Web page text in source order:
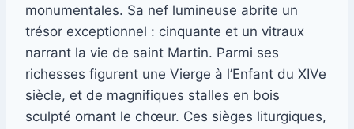
monumentales. Sa nef lumineuse abrite un
trésor exceptionnel : cinquante et un vitraux
narrant la vie de saint Martin. Parmi ses
richesses figurent une Vierge à l’Enfant du XIVe
siècle, et de magnifiques stalles en bois
sculpté ornant le chœur. Ces sièges liturgiques,